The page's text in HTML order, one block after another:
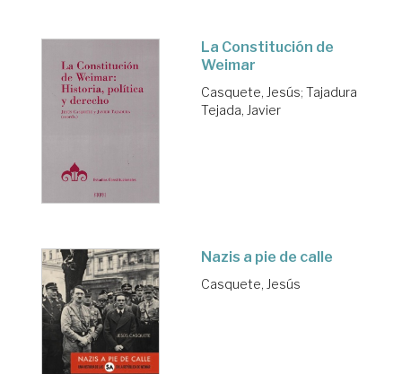
La Constitución de
Weimar
Casquete, Jesús; Tajadura
Tejada, Javier
Nazis a pie de calle
Casquete, Jesús